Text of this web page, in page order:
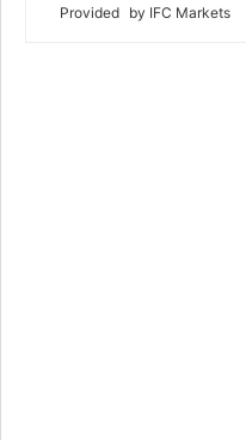
Provided by IFC Markets